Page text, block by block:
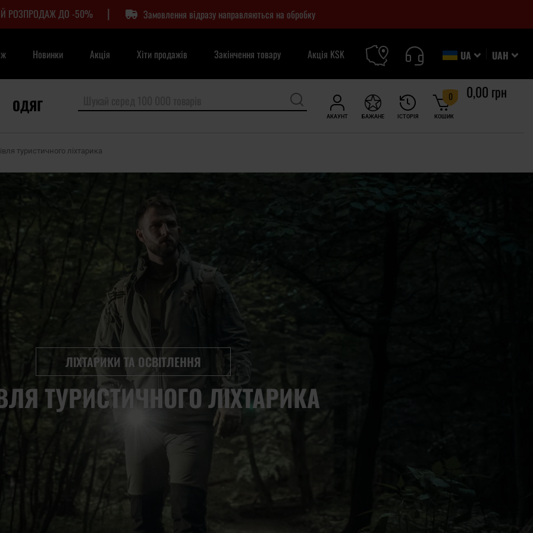
РОЗПРОДАЖ ДО -50% | Замовлення відразу направляються на обробку
UAH
UA
Новинки Акція Хіти продажів Закінчення товару Акція KSK
АКАУНТ ІСТОРІЯ
БАЖАНЕ КОШИК
0 0,00 грн
ОДЯГ
туристичного ліхтарика
ЛІХТАРИКИ ТА ОСВІТЛЕННЯ
ТУРИСТИЧНОГО ЛІХТАРИКА